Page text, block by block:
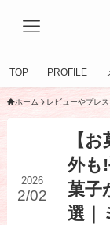
TOP PROFILE
ホーム レビューやプレ
【
外も
菓子
選｜
2026
2/02